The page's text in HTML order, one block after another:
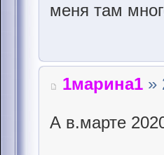
меня там
1марина1 »
А в.марте